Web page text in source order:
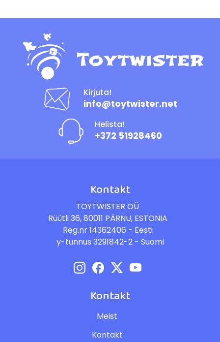
Kirjuta!
info@toytwister.net
Helista!
+372 51928460
Kontakt
TOYTWISTER OÜ
Rüütli 36, 80011 PÄRNU, ESTONIA
Reg.nr 14362406 - Eesti
y-tunnus 3291842-2 - Suomi
Kontakt
Meist
Kontakt